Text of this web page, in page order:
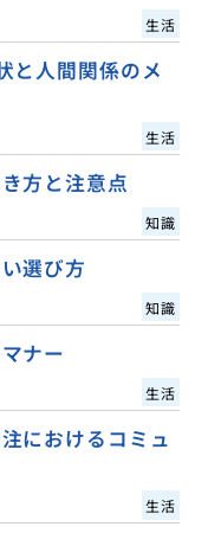
生活
と人間関係のメ
生活
方と注意点
知識
選び方
知識
ナー
生活
におけるコミュ
生活